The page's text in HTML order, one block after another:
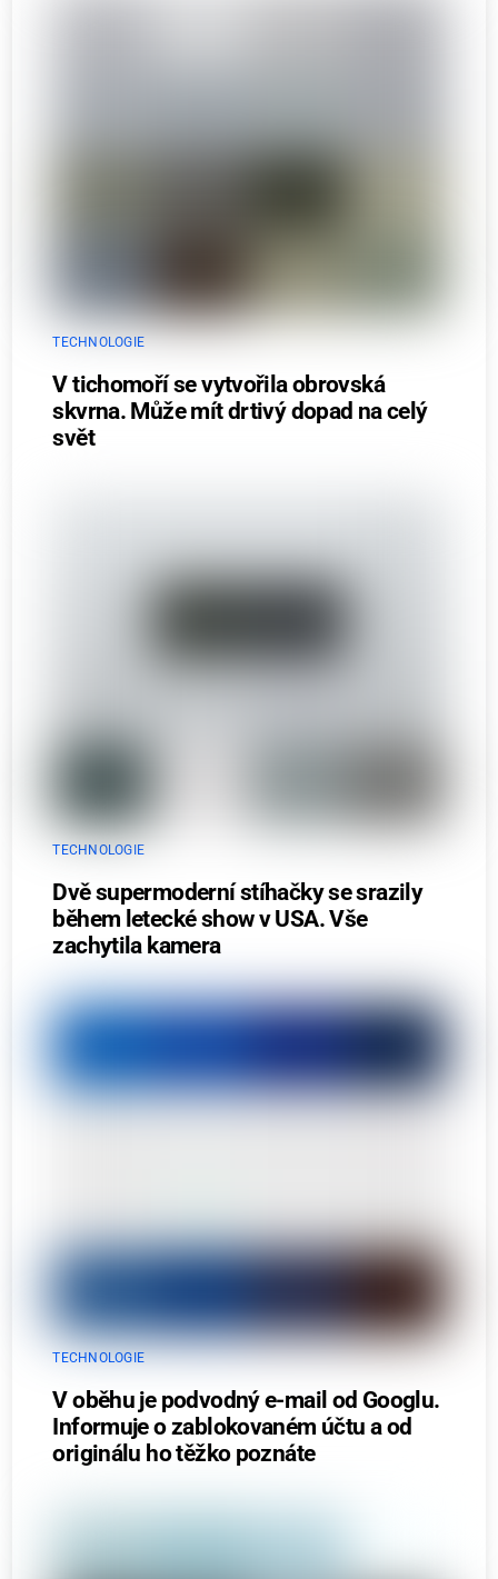
TECHNOLOGIE
V tichomoří se vytvořila obrovská
skvrna. Může mít drtivý dopad na celý
svět
TECHNOLOGIE
Dvě supermoderní stíhačky se srazily
během letecké show v USA. Vše
zachytila kamera
TECHNOLOGIE
V oběhu je podvodný e-mail od Googlu.
Informuje o zablokovaném účtu a od
originálu ho těžko poznáte